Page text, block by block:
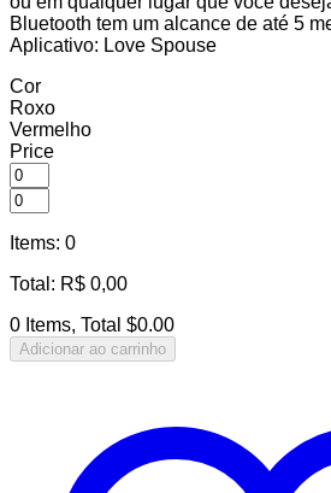
Bluetooth tem um alcance de até 5
Aplicativo: Love Spouse
Cor
Roxo
Vermelho
Price
Items: 0
Total : R$ 0,00
0 Items, Total $0.00
Adicionar ao carrinho